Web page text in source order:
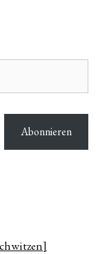
Abonnieren